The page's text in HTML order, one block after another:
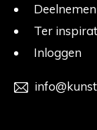
Deelnemen
Ter
Inloggen